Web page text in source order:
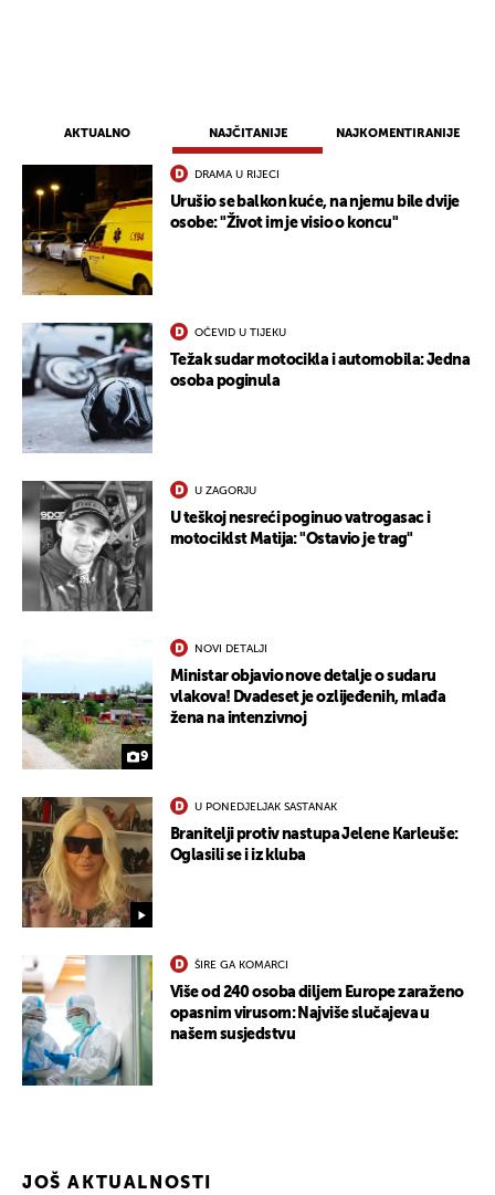
AKTUALNO NAJČITANIJE NAJKOMENTIRANIJE
DRAMA U RIJECI
Urušio se balkon kuće, na njemu bile dvije
osobe: "Život im je visio o koncu"
OČEVID U TIJEKU
Težak sudar motocikla i automobila: Jedna
osoba poginula
U ZAGORJU
U teškoj nesreći poginuo vatrogasac i
motociklst Matija: "Ostavio je trag"
9
NOVI DETALJI
Ministar objavio nove detalje o sudaru
vlakova! Dvadeset je ozlijeđenih, mlađa
žena na intenzivnoj
U PONEDJELJAK SASTANAK
Branitelji protiv nastupa Jelene Karleuše:
Oglasili se i iz kluba
ŠIRE GA KOMARCI
Više od 240 osoba diljem Europe zaraženo
opasnim virusom: Najviše slučajeva u
našem susjedstvu
JOŠ AKTUALNOSTI
UKLJUČITE NOTIFIKACIJE